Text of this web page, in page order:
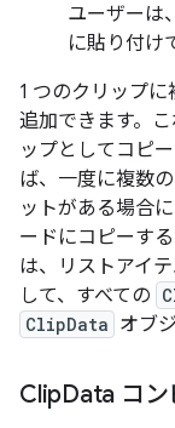
ユーザーは
に貼り付け
1 つのクリップに
追加できます。
ップとしてコピ
ば、一度に複数
ットがある場合
ードにコピーす
は、リストアイ
して、すべての
ClipData オブ
ClipData コン